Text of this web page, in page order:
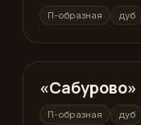
П-образная дуб
П-образная
«Сабурово»
П-образная дуб